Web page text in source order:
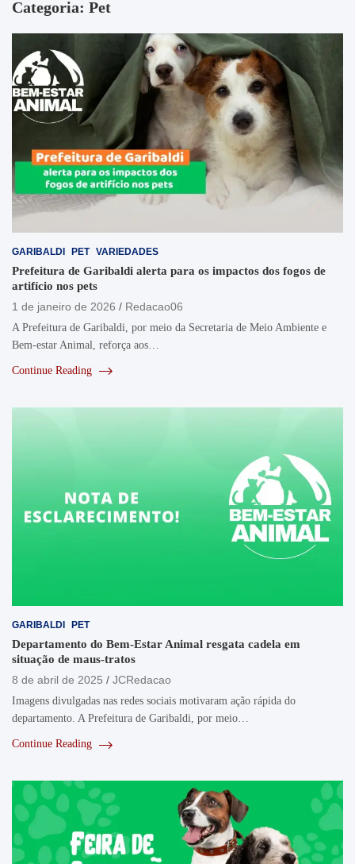
Categoria: Pet
GARIBALDI PET VARIEDADES
Prefeitura de Garibaldi alerta para os impactos dos fogos de
artifício nos pets
1 de janeiro de 2026
Redacao06
A Prefeitura de Garibaldi, por meio da Secretaria de Meio Ambiente e
Bem-estar Animal, reforça aos…
Continue Reading
GARIBALDI PET
Departamento do Bem-Estar Animal resgata cadela em
situação de maus-tratos
8 de abril de 2025
JCRedacao
Imagens divulgadas nas redes sociais motivaram ação rápida do
departamento. A Prefeitura de Garibaldi, por meio…
Continue Reading